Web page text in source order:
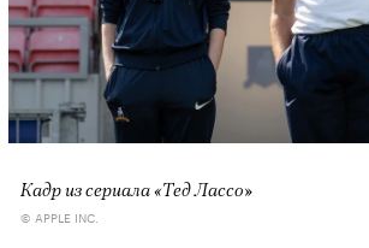
Кадр из сериала «Тед Лассо»
© APPLE INC.